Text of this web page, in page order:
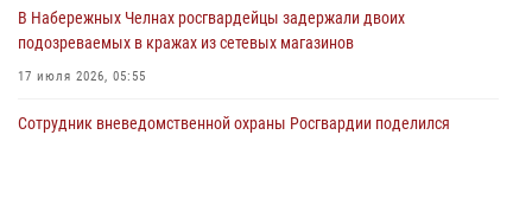
В Набережных Челнах росгвардейцы задержали двоих
подозреваемых в кражах из сетевых магазинов
17 июля 2026, 05:55
Сотрудник вневедомственной охраны Росгвардии поделился